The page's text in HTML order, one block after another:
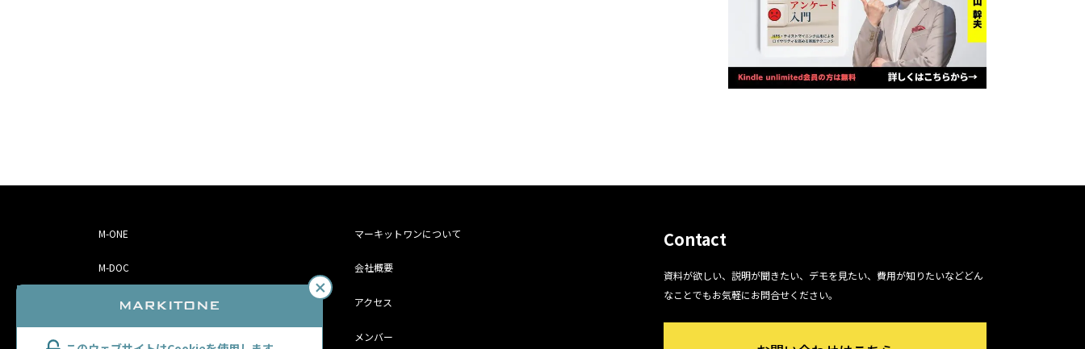
M-ONE
M-DOC
妊婦・子育てママ向け調査
マーキットワンについて
会社概要
アクセス
メンバー
Contact
資料が欲しい、説明が聞きたい、デモを見たい、費用が知りたいなどどん
なことでもお気軽にお問合せください。